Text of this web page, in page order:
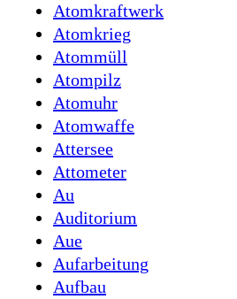
Atomkraftwerk
Atomkrieg
Atommüll
Atompilz
Atomuhr
Atomwaffe
Attersee
Attometer
Au
Auditorium
Aue
Aufarbeitung
Aufbau